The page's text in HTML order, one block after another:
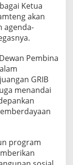
Ketua
akan
agenda-
Pembina
GRIB
menandai
program